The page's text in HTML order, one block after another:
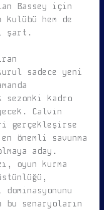
Bassey için
hem de
şart.
sadece yeni
sezonki kadro
Calvin
gerçekleşirse
önemli savunma
aday.
oyun kurma
senaryoların